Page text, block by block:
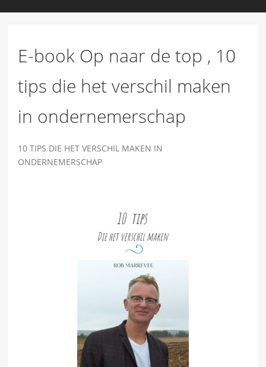
E-book Op naar de top , 10
tips die het verschil maken
in ondernemerschap
10 TIPS DIE HET VERSCHIL MAKEN IN
ONDERNEMERSCHAP